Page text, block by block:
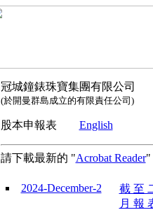
冠城鐘錶珠寶集團有限公司
(於開曼群島成立的有限責任公司)
股本申報表 English
請下載最新的 "Acrobat Reader"
2024-December-2
截 至
月 報